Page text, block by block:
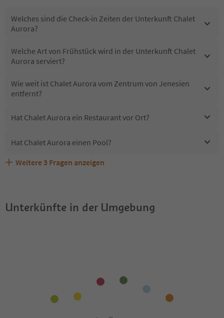
Welches sind die Check-in Zeiten der Unterkunft Chalet
Aurora?
Welche Art von Frühstück wird in der Unterkunft Chalet
Aurora serviert?
Wie weit ist Chalet Aurora vom Zentrum von Jenesien
entfernt?
Hat Chalet Aurora ein Restaurant vor Ort?
Hat Chalet Aurora einen Pool?
Sind Haustiere in der Unterkunft Chalet Aurora erlaubt?
Welche Services bietet Chalet Aurora?
Erhalten die Gäste von Chalet Aurora einen Südtirol
Weitere 3 Fragen anzeigen
Unterkünfte in der Umgebung